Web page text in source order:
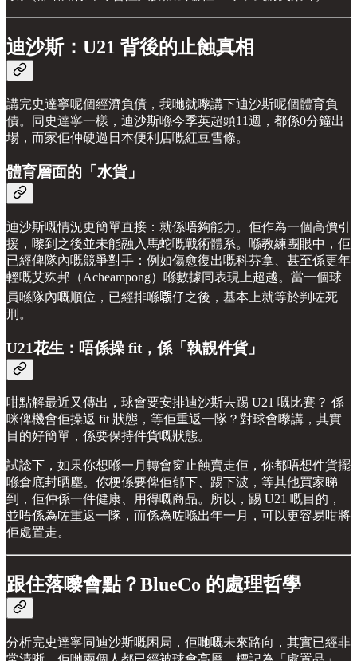
迪沙斯：U21 背後的止蝕真相
講完史達寧呢個經濟負債，我哋就嚟講下迪沙斯呢個體育負
債。同史達寧一樣，迪沙斯喺今季英超頭11週，都係0分鐘出
場，而家佢仲硬過日本便利店嘅紅豆雪條。
體育層面的「水貨」
迪沙斯嘅情況更簡單直接：就係唔夠能力。佢作為一個高價引
援，嚟到之後並未能融入馬蛇嘅戰術體系。喺教練團眼中，佢
已經俾隊內嘅競爭對手：例如傷愈復出嘅科芬拿、甚至係更年
輕嘅艾殊邦（Acheampong）喺數據同表現上超越。當一個球
員喺隊內嘅順位，已經排喺𡃁仔之後，基本上就等於判咗死
刑。
U21花生：唔係操 fit，係「執靚件貨」
咁點解最近又傳出，球會要安排迪沙斯去踢 U21 嘅比賽？ 係
咪俾機會佢操返 fit 狀態，等佢重返一隊？對球會嚟講，其實
目的好簡單，係要保持件貨嘅狀態。
試諗下，如果你想喺一月轉會窗止蝕賣走佢，你都唔想件貨擺
喺倉底封晒塵。你梗係要俾佢郁下、踢下波，等其他買家睇
到，佢仲係一件健康、用得嘅商品。所以，踢 U21 嘅目的，
並唔係為咗重返一隊，而係為咗喺出年一月，可以更容易咁將
佢處置走。
跟住落嚟會點？BlueCo 的處理哲學
分析完史達寧同迪沙斯嘅困局，佢哋嘅未來路向，其實已經非